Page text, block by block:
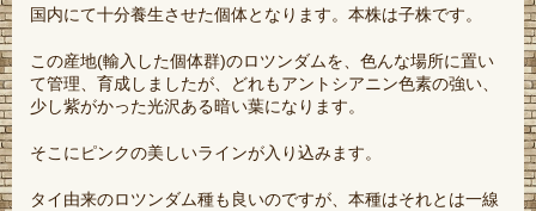
国内にて十分養生させた個体となります。本株は子株です。
この産地(輸入した個体群)のロツンダムを、色んな場所に置い
て管理、育成しましたが、どれもアントシアニン色素の強い、
少し紫がかった光沢ある暗い葉になります。
そこにピンクの美しいラインが入り込みます。
タイ由来のロツンダム種も良いのですが、本種はそれとは一線